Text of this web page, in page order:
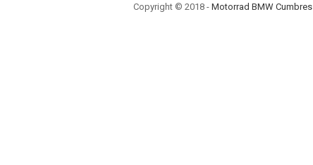
Copyright © 2018 - Motorrad BMW Cumbres